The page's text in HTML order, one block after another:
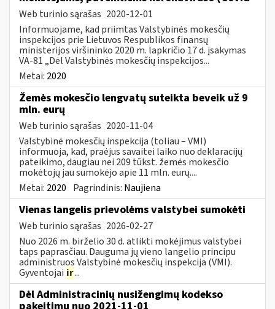
Web turinio sąrašas 2020-12-01
Informuojame, kad priimtas Valstybinės mokesčių
inspekcijos prie Lietuvos Respublikos finansų
ministerijos viršininko 2020 m. lapkričio 17 d. įsakymas
VA-81 „Dėl Valstybinės mokesčių inspekcijos...
Metai: 2020
Žemės mokesčio lengvatų suteikta beveik už 9
mln. eurų
Web turinio sąrašas 2020-11-04
Valstybinė mokesčių inspekcija (toliau – VMI)
informuoja, kad, praėjus savaitei laiko nuo deklaracijų
pateikimo, daugiau nei 209 tūkst. žemės mokesčio
mokėtojų jau sumokėjo apie 11 mln. eurų....
Metai: 2020 Pagrindinis: Naujiena
Vienas langelis prievolėms valstybei sumokėti
Web turinio sąrašas 2026-02-27
Nuo 2026 m. birželio 30 d. atlikti mokėjimus valstybei
taps paprasčiau. Dauguma jų vieno langelio principu
administruos Valstybinė mokesčių inspekcija (VMI).
Gyventojai ir...
Dėl Administracinių nusižengimų kodekso
pakeitimų nuo 2021-11-01